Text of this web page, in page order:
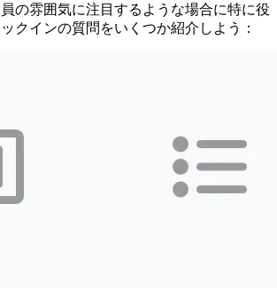
の雰囲気に注目するような場合に特に役
クインの質問をいくつか紹介しよう：